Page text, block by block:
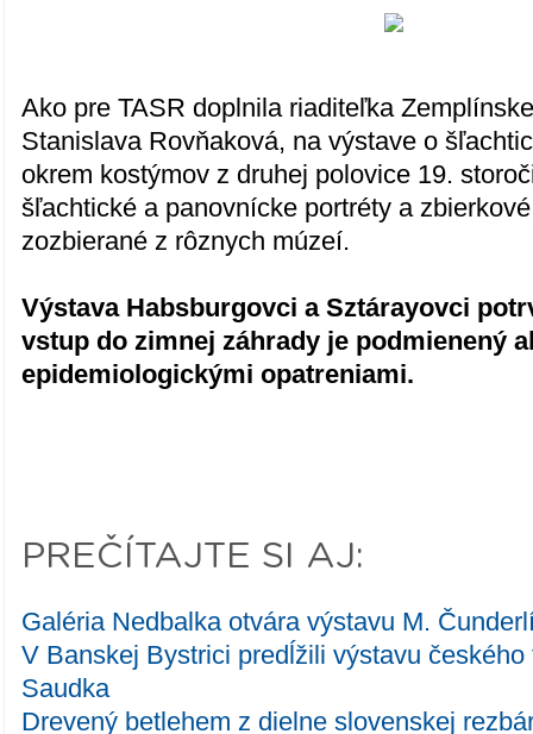
Ako pre TASR doplnila riaditeľka
Stanislava Rovňaková, na výstave o
okrem kostýmov z druhej polovice 19.
šľachtické a panovnícke portréty a
zozbierané z rôznych múzeí.
Výstava Habsburgovci a Sztárayovci
vstup do zimnej záhrady je podmienený
epidemiologickými opatreniami.
PREČÍTAJTE SI AJ:
Galéria Nedbalka otvára výstavu M.
V Banskej Bystrici predĺžili výstavu českého
Saudka
Drevený betlehem z dielne slovenskej